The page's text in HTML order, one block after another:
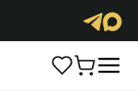
Обменять